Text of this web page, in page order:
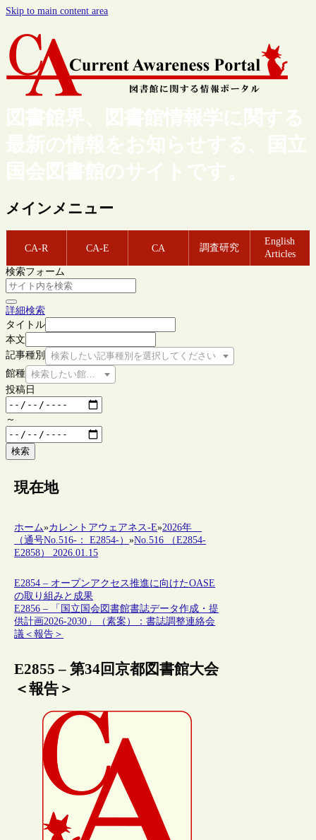
Skip to main content area
図書館界、図書館情報学に関する
最新の情報をお知らせする、国立
国会図書館のサイトです。
メインメニュー
CA-R CA-E CA 調査研究
English
Articles
検索フォーム
詳細検索
タイトル
本文
記事種別
検索したい記事種別を選択してください
館種 検索したい館種を選択してください
投稿日
～
検索
現在地
ホーム»カレントアウェアネス-E»2026年
（通号No.516-： E2854-）»No.516 （E2854-
E2858） 2026.01.15
E2854 – オープンアクセス推進に向けたOASE
の取り組みと成果
E2856 – 「国立国会図書館書誌データ作成・提
供計画2026-2030」（素案）：書誌調整連絡会
議＜報告＞
E2855 – 第34回京都図書館大会
＜報告＞